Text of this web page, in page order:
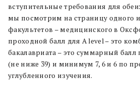
вступительные требования для
мы посмотрим на страницу одного
факультетов – медицинского в
проходной балл для A level – это
бакалавриата – это суммарный
(не ниже 39) и минимум 7, 6 и 6 по
углубленного изучения.